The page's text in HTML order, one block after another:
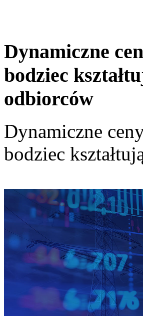
Dynamiczne
bodziec
odbiorców
Dynamiczne
bodziec